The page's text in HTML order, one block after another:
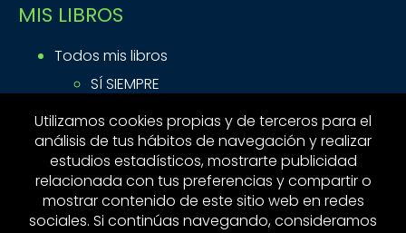
MIS LIBROS
Todos mis libros
SÍ SIEMPRE
MÁS POR VIEJO QUE POR DIABLO
MI ACTIVIDAD
Contacto
Utilizamos cookies propias y de terceros para el
análisis de tus hábitos de navegación y realizar
estudios estadísticos, mostrarte publicidad
relacionada con tus preferencias y compartir o
mostrar contenido de este sitio web en redes
sociales. Si continúas navegando, consideramos